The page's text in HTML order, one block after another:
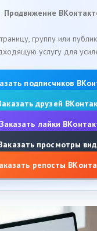
Продвижение
группу или
услугу для
подписчиков
друзей
Заказать лайки
просмотры
репосты